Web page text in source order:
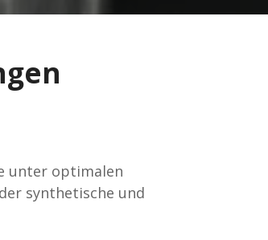
unter optimalen
synthetische und